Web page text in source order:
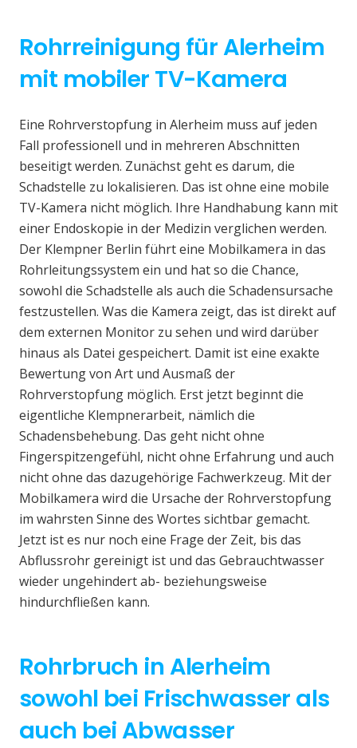
Rohrreinigung für Alerheim
mit mobiler TV-Kamera
Eine Rohrverstopfung in Alerheim muss auf jeden
Fall professionell und in mehreren Abschnitten
beseitigt werden. Zunächst geht es darum, die
Schadstelle zu lokalisieren. Das ist ohne eine mobile
TV-Kamera nicht möglich. Ihre Handhabung kann mit
einer Endoskopie in der Medizin verglichen werden.
Der Klempner Berlin führt eine Mobilkamera in das
Rohrleitungssystem ein und hat so die Chance,
sowohl die Schadstelle als auch die Schadensursache
festzustellen. Was die Kamera zeigt, das ist direkt auf
dem externen Monitor zu sehen und wird darüber
hinaus als Datei gespeichert. Damit ist eine exakte
Bewertung von Art und Ausmaß der
Rohrverstopfung möglich. Erst jetzt beginnt die
eigentliche Klempnerarbeit, nämlich die
Schadensbehebung. Das geht nicht ohne
Fingerspitzengefühl, nicht ohne Erfahrung und auch
nicht ohne das dazugehörige Fachwerkzeug. Mit der
Mobilkamera wird die Ursache der Rohrverstopfung
im wahrsten Sinne des Wortes sichtbar gemacht.
Jetzt ist es nur noch eine Frage der Zeit, bis das
Abflussrohr gereinigt ist und das Gebrauchtwasser
wieder ungehindert ab- beziehungsweise
hindurchfließen kann.
Rohrbruch in Alerheim
sowohl bei Frischwasser als
auch bei Abwasser